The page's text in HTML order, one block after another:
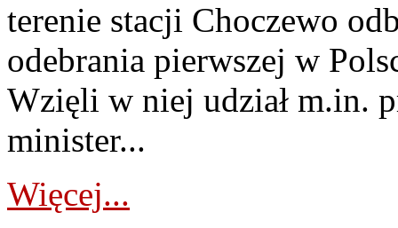
terenie stacji Choczewo
odebrania pierwszej w
Wzięli w niej udział m.in.
minister...
Więcej...